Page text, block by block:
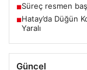
■Süreç resmen
■Hatay’da Düğün
Yaralı
Güncel